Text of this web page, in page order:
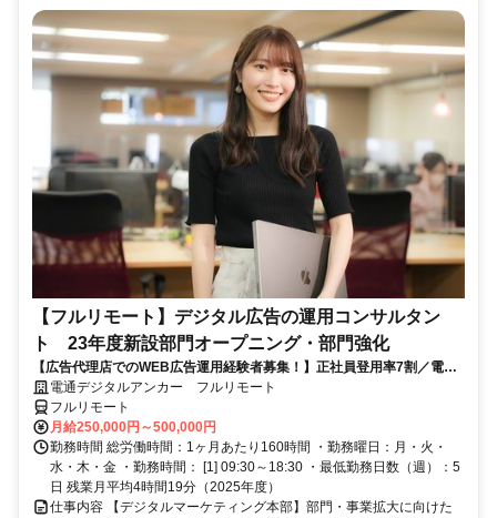
【フルリモート】デジタル広告の運用コンサルタン
ト 23年度新設部門オープニング・部門強化
【広告代理店でのWEB広告運用経験者募集！】正社員登用率7割／電通
G／全国×完全在宅／年休126日・土日祝休み／残業月平均4時間19分
電通デジタルアンカー フルリモート
フルリモート
月給250,000円～500,000円
勤務時間 総労働時間：1ヶ月あたり160時間 ・勤務曜日：月・火・
水・木・金 ・勤務時間： [1] 09:30～18:30 ・最低勤務日数（週）：5
日 残業月平均4時間19分（2025年度）
仕事内容 【デジタルマーケティング本部】部門・事業拡大に向けた